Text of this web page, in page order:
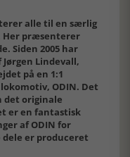
alle til en særlig
Her præsenterer
Siden 2005 har
Lindevall,
på en 1:1
ODIN. Det
det originale
er en fantastisk
af ODIN for
er produceret